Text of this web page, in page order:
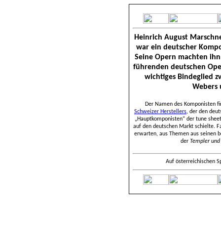
Heinrich August
war ein deutscher
Seine Opern machten
führenden deutschen
wichtiges Bindeglied
Webers
Der Namen des Komponisten
Schweizer Herstellers, der den
„Hauptkomponisten“ der tune
auf den deutschen Markt schielte.
erwarten, aus Themen aus seinen
der Templer
Auf österreichischen